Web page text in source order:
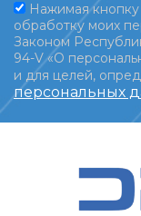
Нажимая кнопку
обработку моих
Законом
94-V «О
и для целей,
персональных